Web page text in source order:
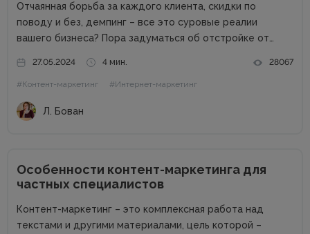
Отчаянная борьба за каждого клиента, скидки по
поводу и без, демпинг – все это суровые реалии
вашего бизнеса? Пора задуматься об отстройке от
как выделиться среди аналогичных компаний, привлечь
внимание к продуктам...
27.05.2024 4 мин. 28067
#Контент-маркетинг #Интернет-маркетинг
Л. Бован
Особенности контент-маркетинга для
частных специалистов
Контент-маркетинг – это комплексная работа над
текстами и другими материалами, цель которой –